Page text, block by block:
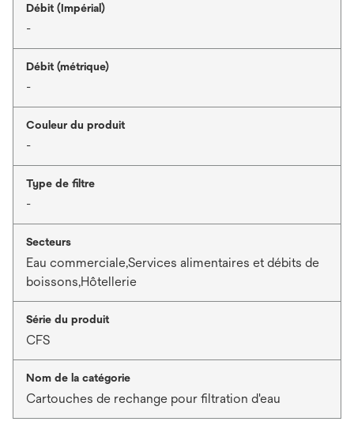
Débit (Impérial)
-
Débit (métrique)
-
Couleur du produit
-
Type de filtre
-
Secteurs
Eau commerciale,Services alimentaires et débits de
boissons,Hôtellerie
Série du produit
CFS
Nom de la catégorie
Cartouches de rechange pour filtration d'eau